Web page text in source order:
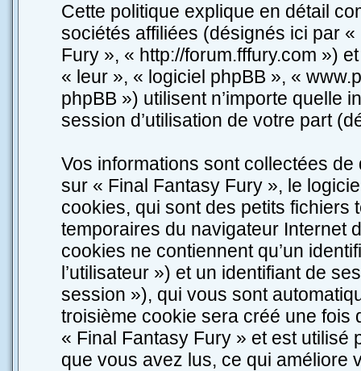
Cette politique explique en détail
sociétés affiliées (désignés ici par
Fury », « http://forum.fffury.com »)
« leur », « logiciel phpBB », «
phpBB ») utilisent n’importe quelle
session d’utilisation de votre part
Vos informations sont collectées
sur « Final Fantasy Fury », le
cookies, qui sont des petits fichiers
temporaires du navigateur Internet
cookies ne contiennent qu’un
l’utilisateur ») et un identifiant de
session »), qui vous sont
troisième cookie sera créé une
« Final Fantasy Fury » et est
que vous avez lus, ce qui améliore